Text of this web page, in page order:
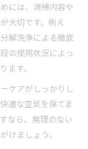
には、清掃内容や
大切です。例え
解洗浄による徹底
の使用状況によっ
ます。
ケアがしっかりし
適な空気を保てま
なら、無理のない
けましょう。